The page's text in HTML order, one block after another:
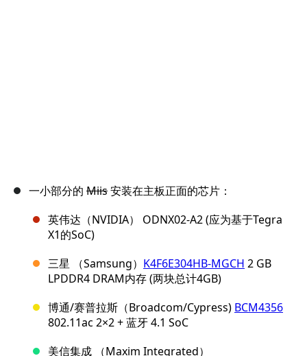
一小部分的 Miis安装在主板正面的芯片：
英伟达（NVIDIA） ODNX02-A2 (应为基于Tegra
X1的SoC)
三星 （Samsung） K4F6E304HB-MGCH 2 GB
LPDDR4 DRAM内存 (两块总计4GB)
博通/赛普拉斯（Broadcom/Cypress) BCM4356
802.11ac 2×2 + 蓝牙 4.1 SoC
美信集成 （Maxim Integrated）